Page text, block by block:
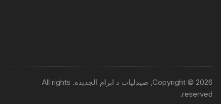
Copyright © 2026, صيدليات د ابرام الجديده. All rights
reserved.